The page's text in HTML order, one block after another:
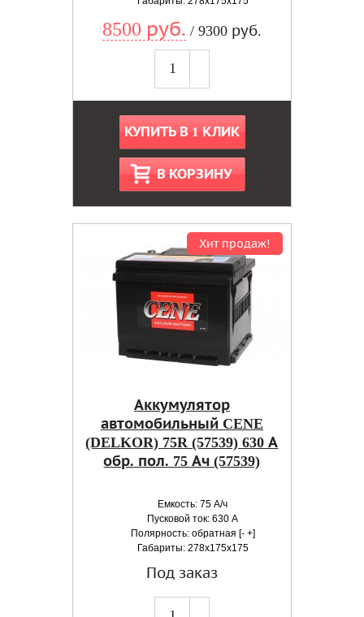
8500 руб. / 9300 руб.
КУПИТЬ В 1 КЛИК
В КОРЗИНУ
Хит продаж!
Аккумулятор
автомобильный CENE
(DELKOR) 75R (57539) 630 А
обр. пол. 75 Ач (57539)
Емкость: 75 А/ч
Пусковой ток: 630 А
Полярность: обратная [- +]
Габариты: 278x175x175
Под заказ